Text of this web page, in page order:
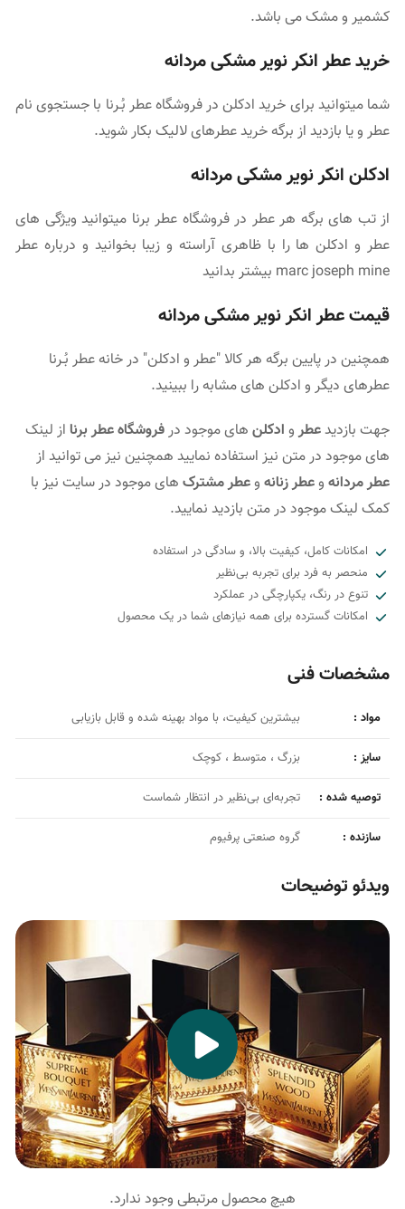
کشمیر و مشک می باشد.
خرید عطر انکر نویر مشکی مردانه
شما میتوانید برای خرید ادکلن درفروشگاه عطر بُـرنا با جستجوی نام
عطر و یا بازدید از برگه خرید عطرهای لالیک بکار شوید.
ادکلن انکر نویر مشکی مردانه
از تب های برگه هر عطر در فروشگاه عطر برنا میتوانید ویژگی های
عطر و ادکلن ها را با ظاهری آراسته و زیبا بخوانید و درباره عطر
marc joseph mine بیشتر بدانید
قیمت عطر انکر نویر مشکی مردانه
همچنین در پایین برگه هر کالا "عطر و ادکلن" درخانه عطر بُـرنا
عطرهای دیگر و ادکلن های مشابه را ببینید.
جهت بازدیدعطرو ادکلن های موجود درفروشگاه عطر برنا از لینک
های موجود در متن نیز استفاده نمایید همچنین نیز می توانید از
عطر مردانه وعطر زنانه وعطر مشترک های موجود در سایت نیز با
کمک لینک موجود در متن بازدید نمایید.
امکانات کامل، کیفیت بالا، و سادگی در استفاده
منحصر به فرد برای تجربه بی‌نظیر
تنوع در رنگ، یکپارچگی در عملکرد
امکانات گسترده برای همه نیازهای شما در یک محصول
مشخصات فنی
مواد : بیشترین کیفیت، با مواد بهینه شده و قابل بازیابی
سایز : بزرگ ، متوسط ، کوچک
توصیه شده : تجربه‌ای بی‌نظیر در انتظار شماست
سازنده : گروه صنعتی پرفیوم
ویدئو توضیحات
هیچ محصول مرتبطی وجود ندارد.